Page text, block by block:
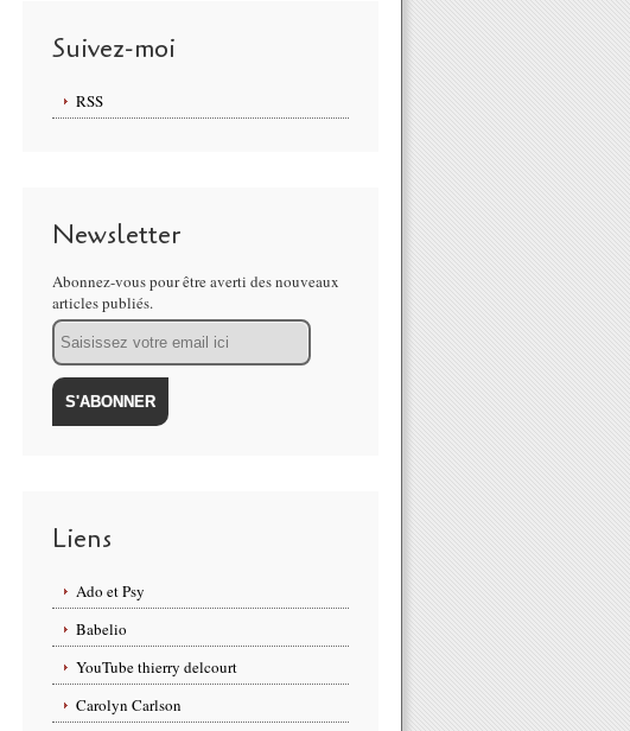
Suivez-moi
RSS
Newsletter
Abonnez-vous pour être averti des nouveaux
articles publiés.
Email
Liens
Ado et Psy
Babelio
YouTube thierry delcourt
Carolyn Carlson